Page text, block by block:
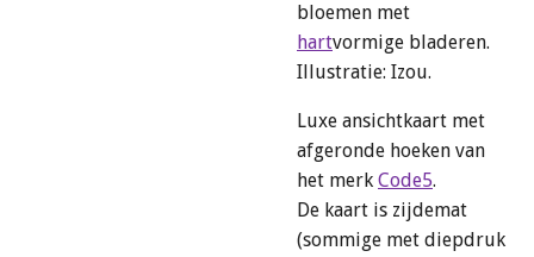
bloemen met
hartvormige bladeren.
Illustratie: Izou.
Luxe ansichtkaart met
afgeronde hoeken van
het merk Code5.
De kaart is zijdemat
(sommige met diepdruk